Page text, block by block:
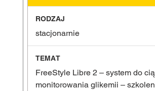
stacjonarnie
FreeStyle Libre 2 – system do
monitorowania glikemii –